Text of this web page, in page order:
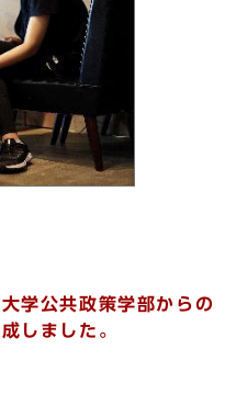
学公共政策学部からの
しました。